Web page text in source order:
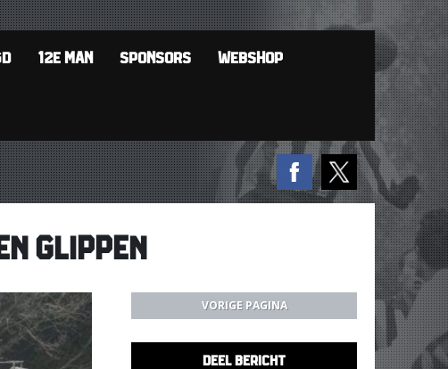
12E MAN SPONSORS WEBSHOP
GLIPPEN
VORIGE PAGINA
DEEL BERICHT